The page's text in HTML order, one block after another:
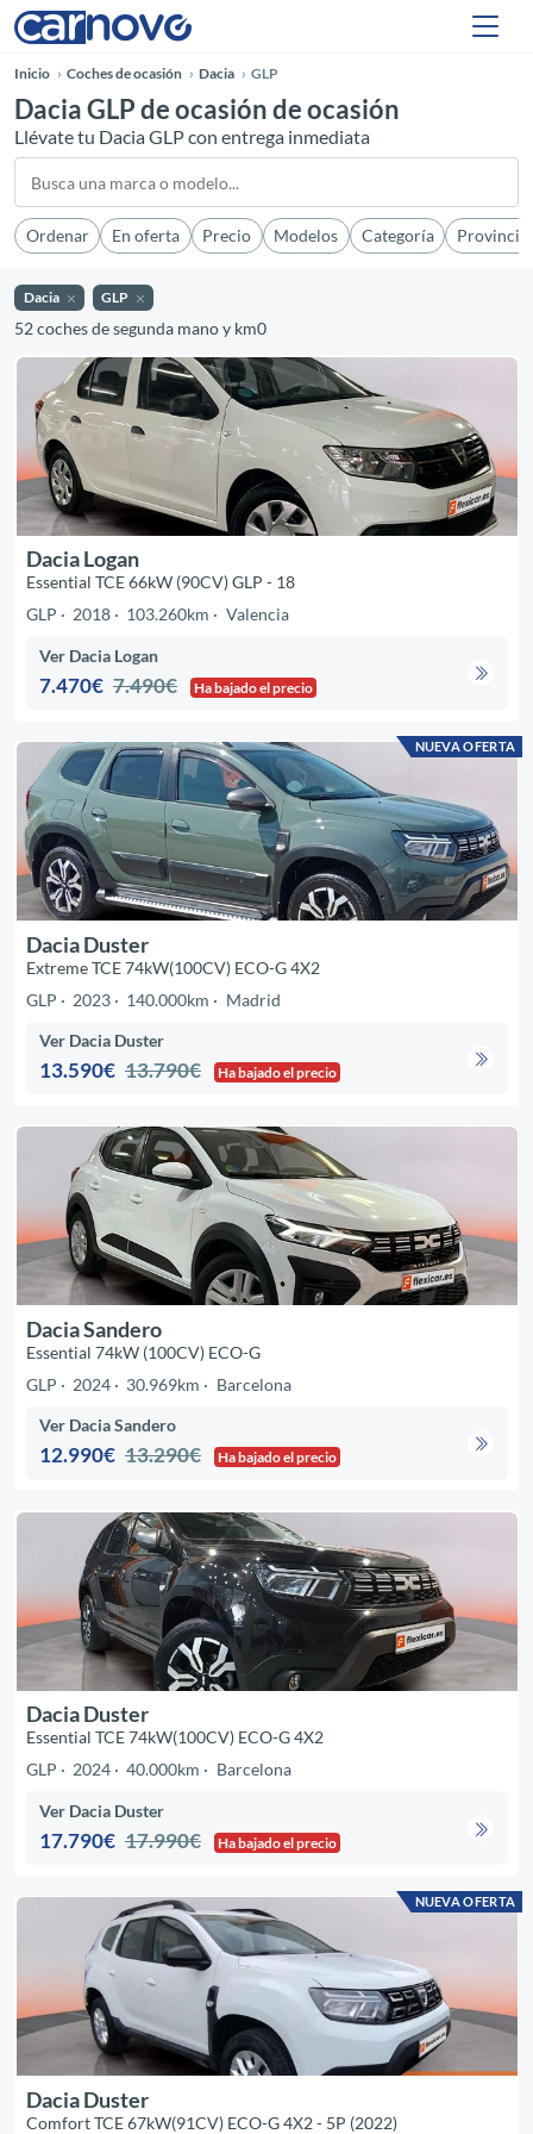
Inicio Coches de ocasión Dacia GLP
Dacia GLP de ocasión de ocasión
Llévate tu Dacia GLP con entrega inmediata
Ordenar En oferta Precio Modelos Categoría Provincia
Dacia GLP
52 coches de segunda mano y km0
Dacia Logan
Essential TCE 66kW (90CV) GLP - 18
GLP
2018 103.260km Valencia
Ver Dacia Logan
7.470€ 7.490€ Ha bajado el precio
NUEVA OFERTA
Dacia Duster
Extreme TCE 74kW(100CV) ECO-G 4X2
GLP
2023 140.000km Madrid
Ver Dacia Duster
13.590€ 13.790€ Ha bajado el precio
Dacia Sandero
Essential 74kW (100CV) ECO-G
GLP
2024 30.969km Barcelona
Ver Dacia Sandero
12.990€ 13.290€ Ha bajado el precio
Dacia Duster
Essential TCE 74kW(100CV) ECO-G 4X2
GLP
2024 40.000km Barcelona
Ver Dacia Duster
17.790€ 17.990€ Ha bajado el precio
NUEVA OFERTA
Dacia Duster
Comfort TCE 67kW(91CV) ECO-G 4X2 - 5P (2022)